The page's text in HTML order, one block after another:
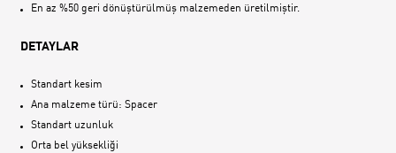
En az %50 geri dönüştürülmüş malzemeden üretilmiştir.
DETAYLAR
Standart kesim
Ana malzeme türü: Spacer
Standart uzunluk
Orta bel yüksekliği